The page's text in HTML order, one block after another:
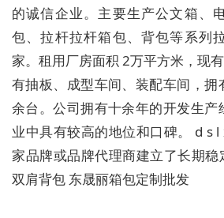
的诚信企业。主要生产公文箱、
包、拉杆拉杆箱包、背包等系列
家。租用厂房面积 2万平方米，现
有抽板、成型车间、装配车间，拥
余台。公司拥有十余年的开发生产
业中具有较高的地位和口碑。
d s l
家品牌或品牌代理商建立了长期稳
双肩背包 东晟丽箱包定制批发